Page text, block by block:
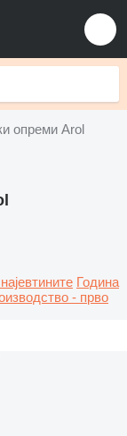
опреми Arol
Година
- прво